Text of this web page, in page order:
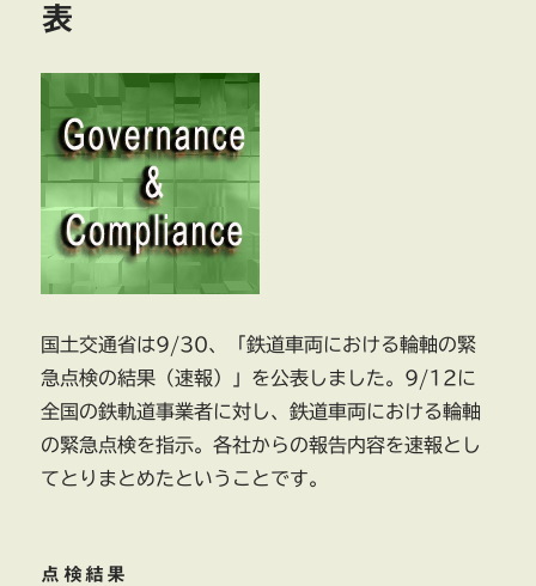
表
国土交通省は9/30、「鉄道車両における輪軸の緊
急点検の結果（速報）」を公表しました。9/12に
全国の鉄軌道事業者に対し、鉄道車両における輪軸
の緊急点検を指示。各社からの報告内容を速報とし
てとりまとめたということです。
点検結果